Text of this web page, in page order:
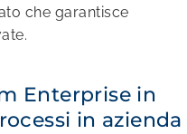
che garantisce
Enterprise in
in azienda